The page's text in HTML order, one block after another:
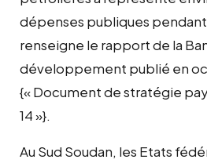
dépenses publiques pendant
renseigne le rapport de la
développement publié en
{« Document de stratégie
14 »}.
Au Sud Soudan, les Etats